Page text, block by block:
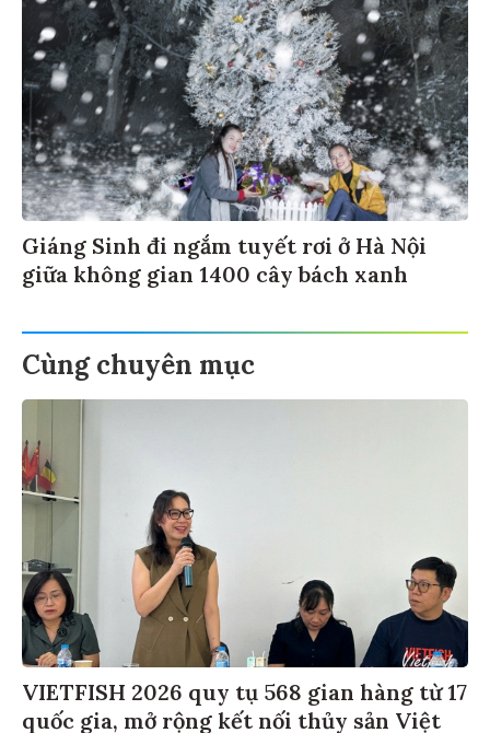
Giáng Sinh đi ngắm tuyết rơi ở Hà Nội
giữa không gian 1400 cây bách xanh
Cùng chuyên mục
VIETFISH 2026 quy tụ 568 gian hàng từ 17
quốc gia, mở rộng kết nối thủy sản Việt